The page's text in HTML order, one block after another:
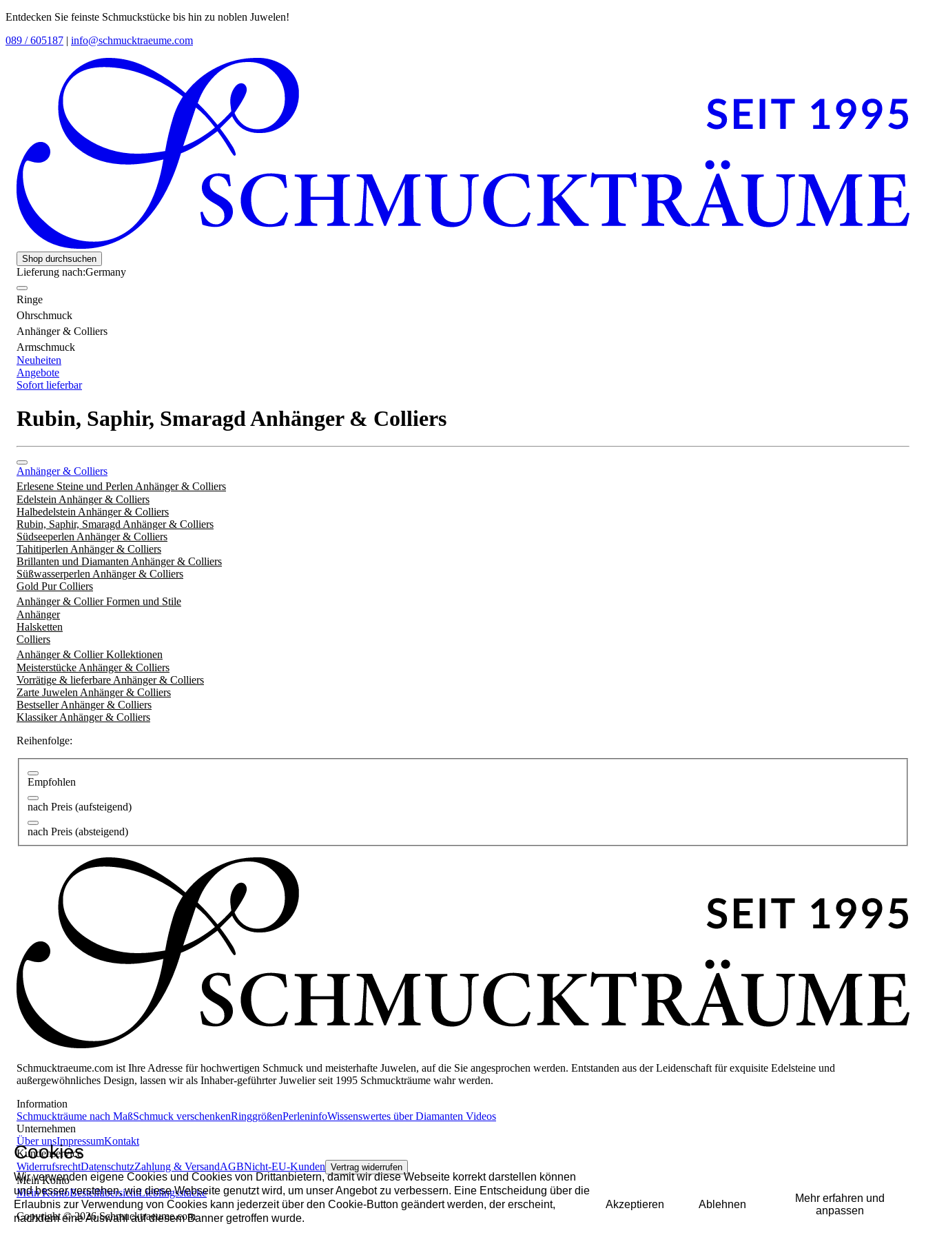
Entdecken Sie feinste Schmuckstücke bis hin zu noblen Juwelen!
089 / 605187 | info@schmucktraeume.com
Shop durchsuchen
Lieferung nach:Germany
Ringe
Ohrschmuck
Anhänger & Colliers
Armschmuck
Neuheiten
Angebote
Sofort lieferbar
Rubin, Saphir, Smaragd Anhänger & Colliers
Anhänger & Colliers
Erlesene Steine und Perlen Anhänger & Colliers
Edelstein Anhänger & Colliers
Halbedelstein Anhänger & Colliers
Rubin, Saphir, Smaragd Anhänger & Colliers
Südseeperlen Anhänger & Colliers
Tahitiperlen Anhänger & Colliers
Brillanten und Diamanten Anhänger & Colliers
Süßwasserperlen Anhänger & Colliers
Gold Pur Colliers
Anhänger & Collier Formen und Stile
Anhänger
Halsketten
Colliers
Anhänger & Collier Kollektionen
Meisterstücke Anhänger & Colliers
Vorrätige & lieferbare Anhänger & Colliers
Zarte Juwelen Anhänger & Colliers
Bestseller Anhänger & Colliers
Klassiker Anhänger & Colliers
Reihenfolge:
Empfohlen
nach Preis (aufsteigend)
nach Preis (absteigend)
Schmucktraeume.com ist Ihre Adresse für hochwertigen Schmuck und meisterhafte Juwelen, auf die Sie angesprochen werden. Entstanden aus der Leidenschaft für exquisite Edelsteine und
außergewöhnliches Design, lassen wir als Inhaber-geführter Juwelier seit 1995 Schmuckträume wahr werden.
Information
Schmuckträume nach MaßSchmuck verschenkenRinggrößenPerleninfoWissenswertes über Diamanten Videos
Unternehmen
Über unsImpressumKontakt
Kundenservice
WiderrufsrechtDatenschutzZahlung & VersandAGBNicht-EU-Kunden Vertrag widerrufen
Mein Konto
Mein KontoBestellübersichtLieblingsstücke
Copyright © 2026 Schmucktraeume.com
Cookies
Wir verwenden eigene Cookies und Cookies von Drittanbietern, damit wir diese Webseite korrekt darstellen können
und besser verstehen, wie diese Webseite genutzt wird, um unser Angebot zu verbessern. Eine Entscheidung über die
Erlaubnis zur Verwendung von Cookies kann jederzeit über den Cookie-Button geändert werden, der erscheint,
nachdem eine Auswahl auf diesem Banner getroffen wurde.
Akzeptieren Ablehnen
Mehr erfahren und
anpassen